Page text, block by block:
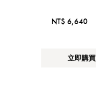
NT$ 6,640
立即購買